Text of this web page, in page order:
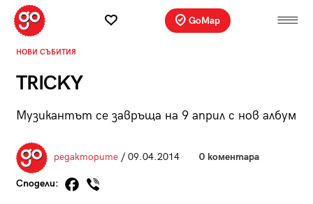
GoMap
НОВИ СЪБИТИЯ
TRICKY
Музикантът се завръща на 9 април с нов албум
редакторите/ 09.04.2014 0 коментара
Сподели: